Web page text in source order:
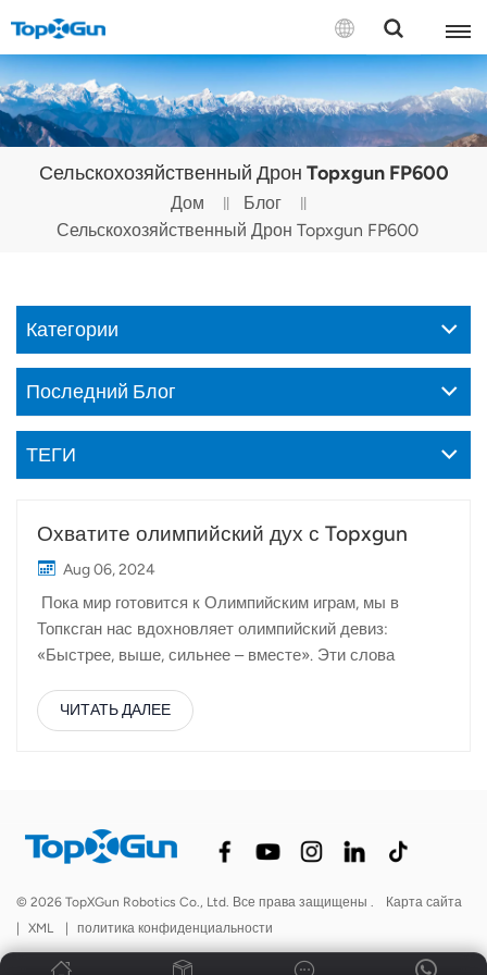
СВЯЗАТЬСЯ С НАМИ
English
Español
Русский
Tiếng Việt
Сельскохозяйственный Дрон Topxgun FP600
Дом
Блог
Сельскохозяйственный Дрон Topxgun FP600
Категории
Последний Блог
ТЕГИ
Охватите олимпийский дух с Topxgun
Aug 06, 2024
Пока мир готовится к Олимпийским играм, мы в
Топксган нас вдохновляет олимпийский девиз:
«Быстрее, выше, сильнее – вместе». Эти слова
революцию в сельском хозяйстве с помощью
инновационных технологий дронов. Быстрее:
сельскохозяйственных операций в более
эффективные. Наш Сельскохозяйственный дрон
времени, необходимого для выполнения таких важных
задач, как опрыскивание пестицидами и мониторинг
урожая. Такое увеличение скорости работы напрямую
ЧИТАТЬ ДАЛЕЕ
© 2026 TopXGun Robotics Co., Ltd. Все права защищены .
Карта сайта
|
XML | политика конфиденциальности